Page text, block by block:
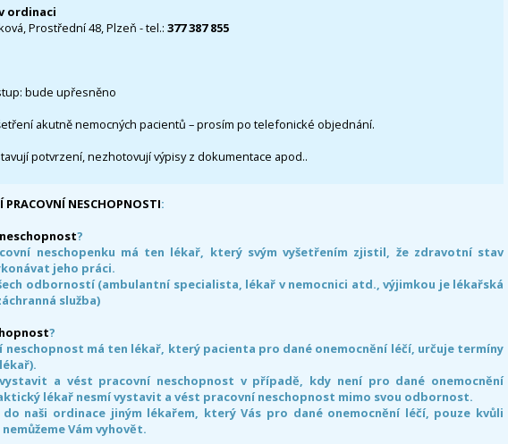
ordinaci
Prostřední 48, Plzeň - tel.: 377 387 855
bude upřesněno
akutně nemocných pacientů – prosím po telefonické objednání.
potvrzení, nezhotovují výpisy z dokumentace apod..
PRACOVNÍ NESCHOPNOSTI:
?
neschopenku má ten lékař, který svým vyšetřením zjistil, že zdravotní stav
jeho práci.
odborností (ambulantní specialista, lékař v nemocnici atd., výjimkou je lékařská
služba)
?
neschopnost má ten lékař, který pacienta pro dané onemocnění léčí, určuje termíny
a vést pracovní neschopnost v případě, kdy není pro dané onemocnění
lékař nesmí vystavit a vést pracovní neschopnost mimo svou odbornost.
naši ordinace jiným lékařem, který Vás pro dané onemocnění léčí, pouze kvůli
Vám vyhovět.